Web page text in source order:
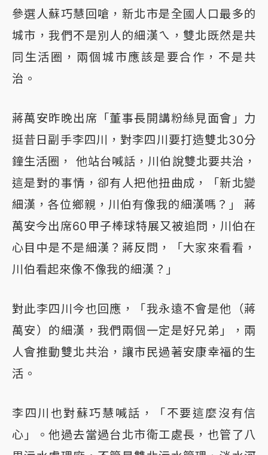
參選人蘇巧慧回嗆，新北市是全國人口最多的
城市，我們不是別人的細漢ㄟ，雙北既然是共
同生活圈，兩個城市應該是要合作，不是共
治。
蔣萬安昨晚出席「董事長開講粉絲見面會」力
挺昔日副手李四川，對李四川要打造雙北30分
鐘生活圈， 他站台喊話，川伯說雙北要共治，
這是對的事情，卻有人把他扭曲成，「新北變
細漢，各位鄉親，川伯有像我的細漢嗎？」 蔣
萬安今出席60甲子棒球特展又被追問，川伯在
心目中是不是細漢？蔣反問，「大家來看看，
川伯看起來像不像我的細漢？」
對此李四川今也回應，「我永遠不會是他（蔣
萬安）的細漢，我們兩個一定是好兄弟」，兩
人會推動雙北共治，讓市民過著安康幸福的生
活。
李四川也對蘇巧慧喊話，「不要這麼沒有信
心」。他過去當過台北市衛工處長，也管了八